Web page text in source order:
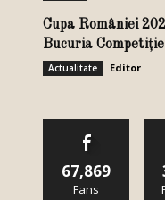
Cupa României
Bucuria
Actualitate Editor
67,869
Fans